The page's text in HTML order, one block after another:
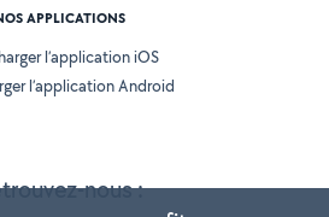
nous :
APPLICATIONS
l’application iOS
l’application Android